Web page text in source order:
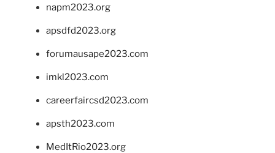
napm2023.org
apsdfd2023.org
forumausape2023.com
imkl2023.com
careerfaircsd2023.com
apsth2023.com
MedItRio2023.org